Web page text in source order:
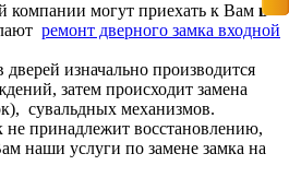
компании могут приехать к Вам в
ремонт дверного замка входной
изначально производится
затем происходит замена
сувальдных механизмов.
не принадлежит восстановлению,
наши услуги по замене замка на